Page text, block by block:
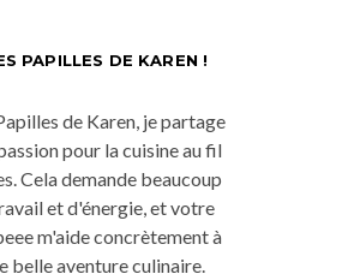
PAPILLES DE KAREN !
de Karen, je partage
pour la cuisine au fil
Cela demande beaucoup
et d'énergie, et votre
m'aide concrètement à
belle aventure culinaire.